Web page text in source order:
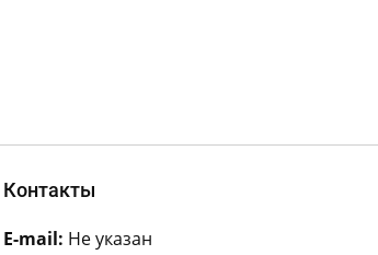
Контакты
E-mail: Не указан